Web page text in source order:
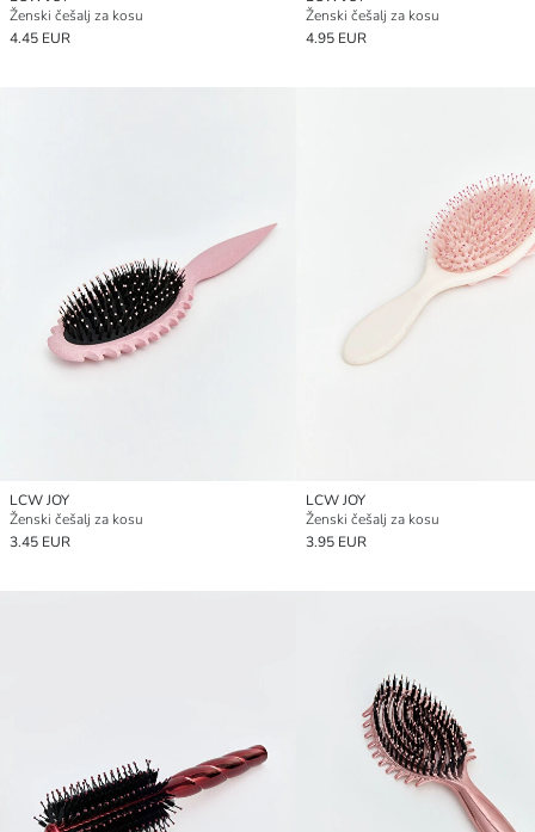
Ženski češalj za kosu
4.45 EUR
Ženski češalj za kosu
4.95 EUR
LCW JOY
Ženski češalj za kosu
3.45 EUR
LCW JOY
Ženski češalj za kosu
3.95 EUR